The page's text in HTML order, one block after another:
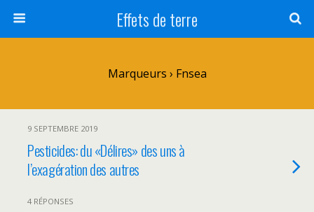
Effets de terre
Marqueurs › Fnsea
9 SEPTEMBRE 2019
Pesticides: du «Délires» des uns à
l’exagération des autres
4 RÉPONSES